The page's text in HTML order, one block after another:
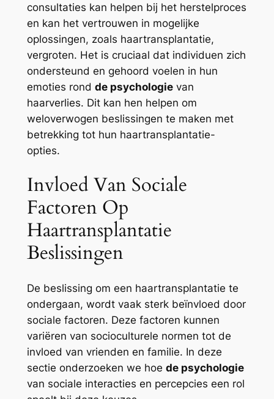
consultaties kan helpen bij het herstelproces
en kan het vertrouwen in mogelijke
oplossingen, zoals haartransplantatie,
vergroten. Het is cruciaal dat individuen zich
ondersteund en gehoord voelen in hun
emoties rond de psychologievan
haarverlies. Dit kan hen helpen om
weloverwogen beslissingen te maken met
betrekking tot hun haartransplantatie-
opties.
Invloed Van Sociale
Factoren Op
Haartransplantatie
Beslissingen
De beslissing om een haartransplantatie te
ondergaan, wordt vaak sterk beïnvloed door
sociale factoren. Deze factoren kunnen
variëren van socioculturele normen tot de
invloed van vrienden en familie. In deze
sectie onderzoeken we hoe de psychologie
van sociale interacties en percepcies een rol